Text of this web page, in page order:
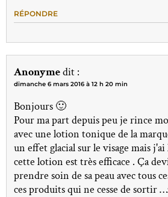
RÉPONDRE
Anonymedit :
dimanche 6 mars 2016 à 12 h 20 min
Bonjours 🙂
Pour ma part depuis peu je rince
avec une lotion tonique de la
un effet glacial sur le visage mais
cette lotion est très efficace . Ça
prendre soin de sa peau avec tous
ces produits qui ne cesse de sortir